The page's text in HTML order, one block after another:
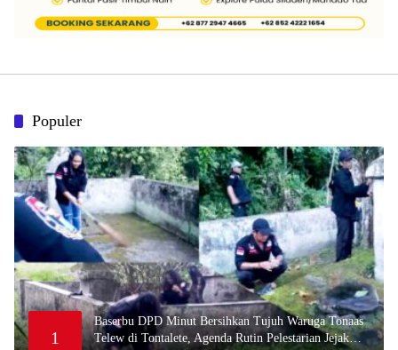
Populer
1
Baserbu DPD Minut Bersihkan Tujuh Waruga Tonaas
Telew di Tontalete, Agenda Rutin Pelestarian Jejak